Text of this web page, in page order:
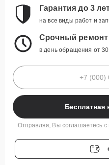
Гарантия до 3
на все виды работ и
Срочный ремонт
в день обращения от
Бесплатная
Отправляя, Вы соглашаетесь с